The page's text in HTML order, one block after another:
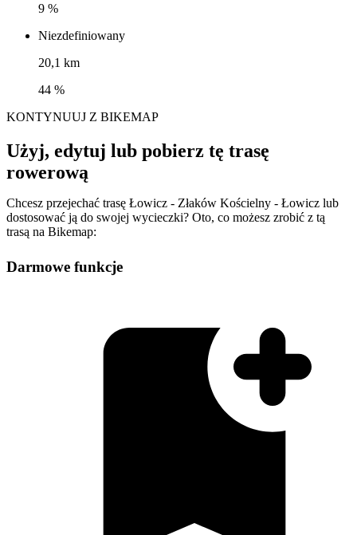
9 %
Niezdefiniowany
20,1 km
44 %
KONTYNUUJ Z BIKEMAP
Użyj, edytuj lub pobierz tę trasę
rowerową
Chcesz przejechać trasę Łowicz - Złaków Kościelny - Łowicz lub
dostosować ją do swojej wycieczki? Oto, co możesz zrobić z tą
trasą na Bikemap:
Darmowe funkcje